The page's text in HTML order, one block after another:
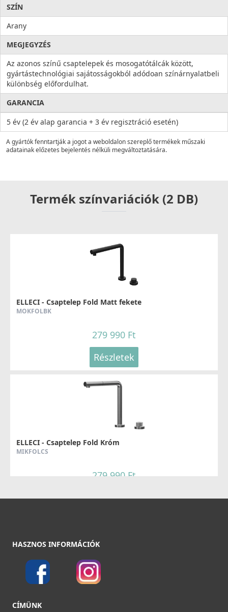
SZÍN
Arany
MEGJEGYZÉS
Az azonos színű csaptelepek és mosogatótálcák között,
gyártástechnológiai sajátosságokból adódoan színárnyalatbeli
különbség előfordulhat.
GARANCIA
5 év (2 év alap garancia + 3 év regisztráció esetén)
A gyártók fenntartják a jogot a weboldalon szereplő termékek műszaki
adatainak előzetes bejelentés nélküli megváltoztatására.
Termék színvariációk (2 DB)
ELLECI - Csaptelep Fold Matt fekete
MOKFOLBK
279 990 Ft
Részletek
ELLECI - Csaptelep Fold Króm
MIKFOLCS
279 990 Ft
Részletek
HASZNOS INFORMÁCIÓK
CÍMÜNK